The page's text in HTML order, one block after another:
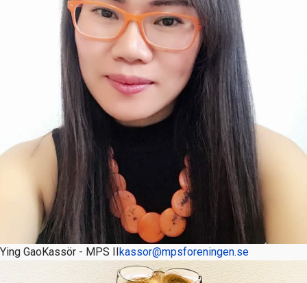
Ying GaoKassör - MPS IIkassor@mpsforeningen.se